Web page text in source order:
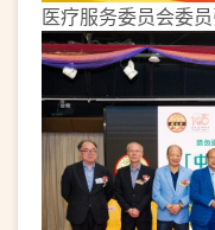
医疗服务委员会委